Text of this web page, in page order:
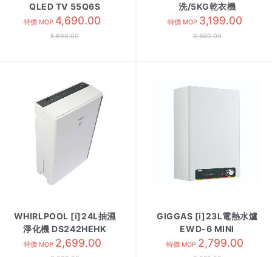
QLED TV 55Q6S
特價 MOP 4,690.00
5,690.00
洗/5KG乾衣機
WD3I8545VWF
特價 MOP 3,199.00
3,590.00
WHIRLPOOL [i]24L抽濕
淨化機 DS242HEHK
特價 MOP 2,699.00
GIGGAS [i]23L電熱水爐
EWD-6 MINI
特價 MOP 2,799.00